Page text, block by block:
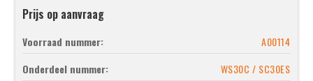
Prijs op aanvraag
Voorraad nummer:
A00114
Onderdeel nummer:
WS30C / SC30ES